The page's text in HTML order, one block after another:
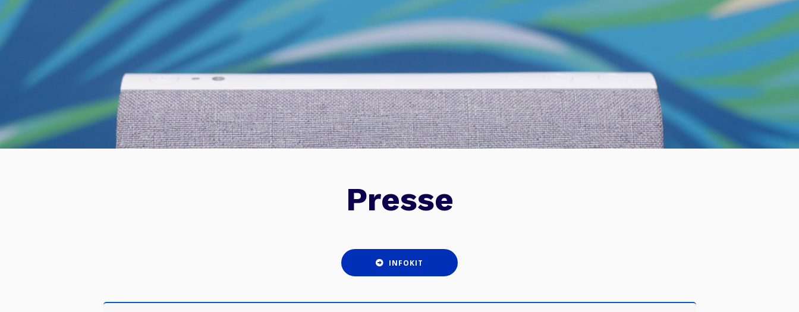
Presse
INFOKIT
Zimmerstrasse 23
D - 10969 Berlin
Register no: HRB 206909 B
Mitipi Inc.
2010 El Camino Real PMB 3073
USA - Santa Clara CA 95050
Register no: 93-2790799